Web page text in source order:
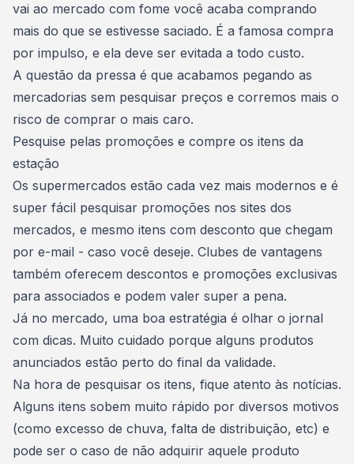
vai ao mercado com fome você acaba comprando
mais do que se estivesse saciado. É a famosa compra
por impulso, e ela deve ser evitada a todo custo.
A questão da pressa é que acabamos pegando as
mercadorias sem pesquisar preços e corremos mais o
risco de comprar o mais caro.
Pesquise pelas promoções e compre os itens da
estação
Os supermercados estão cada vez mais modernos e é
super fácil pesquisar promoções nos sites dos
mercados, e mesmo itens com desconto que chegam
por e-mail - caso você deseje. Clubes de vantagens
também oferecem descontos e promoções exclusivas
para associados e podem valer super a pena.
Já no mercado, uma boa estratégia é olhar o jornal
com dicas. Muito cuidado porque alguns produtos
anunciados estão perto do final da validade.
Na hora de pesquisar os itens, fique atento às notícias.
Alguns itens sobem muito rápido por diversos motivos
(como excesso de chuva, falta de distribuição, etc) e
pode ser o caso de não adquirir aquele produto